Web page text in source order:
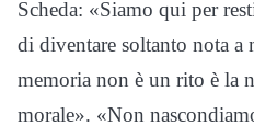
Scheda: «Siamo qui per
di diventare soltanto nota a
memoria non è un rito è la
morale». «Non